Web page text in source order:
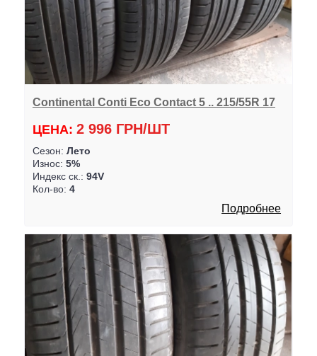
Continental Conti Eco Contact 5 .. 215/55R 17
ЦЕНА: 2 996 ГРН/ШТ
Сезон: Лето
Износ: 5%
Индекс ск.: 94V
Кол-во: 4
Подробнее